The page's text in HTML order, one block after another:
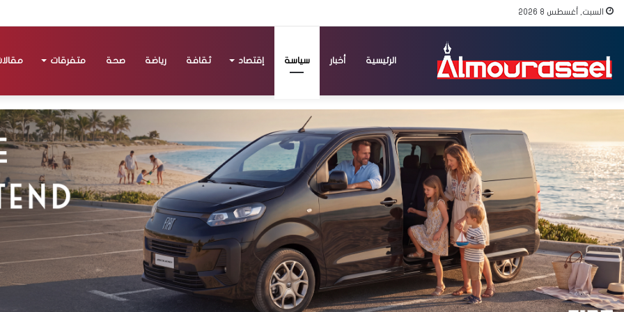
السبت, أغسطس 8 2026
الرئيسية أخبار سياسة إقتصاد ثقافة رياضة صحة متفرقات